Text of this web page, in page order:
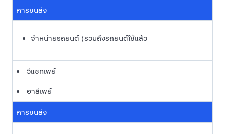
การขนส่ง
จำหน่ายรถยนต์ (รวมถึงรถยนต์ใช้แล้ว
วีแชทเพย์
อาลีเพย์
การขนส่ง